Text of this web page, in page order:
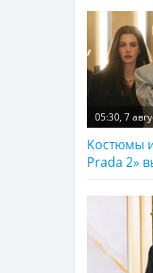
05:30, 7
Костюмы
Prada 2»